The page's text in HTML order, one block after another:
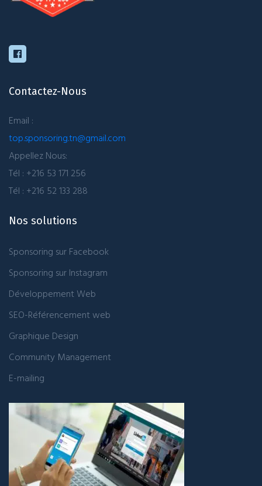
Contactez-Nous
Email :
top.sponsoring.tn@gmail.com
Appellez Nous:
Tél : +216 53 171 256
Tél : +216 52 133 288
Nos solutions
Sponsoring sur Facebook
Sponsoring sur Instagram
Développement Web
SEO-Référencement web
Graphique Design
Community Management
E-mailing